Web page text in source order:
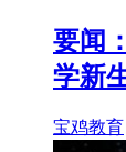
要闻
学新
宝鸡教育